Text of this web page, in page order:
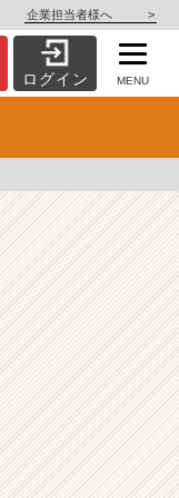
企業担当者様へ >
ログイン MENU